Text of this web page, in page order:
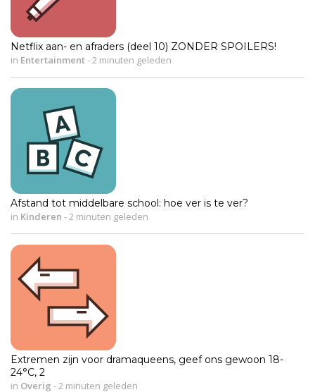
Netflix aan- en afraders (deel 10) ZONDER SPOILERS!
in Entertainment-2 minuten geleden
Afstand tot middelbare school: hoe ver is te ver?
in Kinderen -2 minuten geleden
Extremen zijn voor dramaqueens, geef ons gewoon 18-
24°C, 2
in Overig -2 minuten geleden